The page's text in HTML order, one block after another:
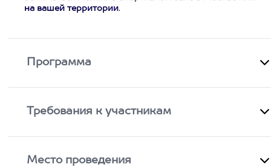
на вашей территории.
Программа
Требования к участникам
Место проведения